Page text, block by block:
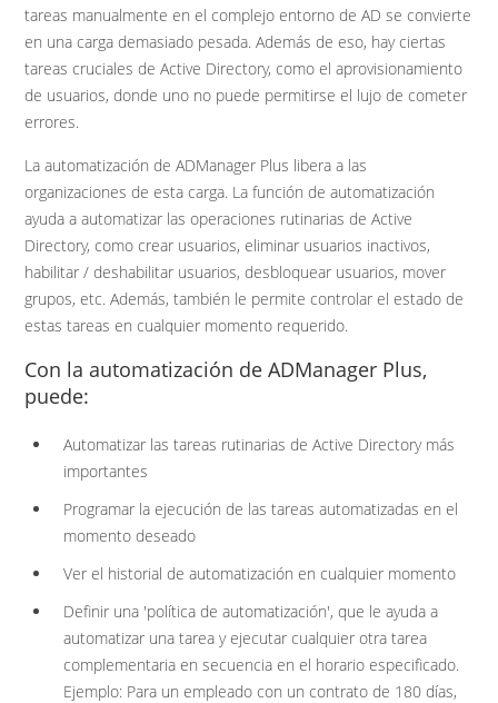
tareas manualmente en el complejo entorno de AD se convierte
en una carga demasiado pesada. Además de eso, hay ciertas
tareas cruciales de Active Directory, como el aprovisionamiento
de usuarios, donde uno no puede permitirse el lujo de cometer
errores.
La automatización de ADManager Plus libera a las
organizaciones de esta carga. La función de automatización
ayuda a automatizar las operaciones rutinarias de Active
Directory, como crear usuarios, eliminar usuarios inactivos,
habilitar / deshabilitar usuarios, desbloquear usuarios, mover
grupos, etc. Además, también le permite controlar el estado de
estas tareas en cualquier momento requerido.
Con la automatización de ADManager Plus,
puede:
Automatizar las tareas rutinarias de Active Directory más
importantes
Programar la ejecución de las tareas automatizadas en el
momento deseado
Ver el historial de automatización en cualquier momento
Definir una 'política de automatización', que le ayuda a
automatizar una tarea y ejecutar cualquier otra tarea
complementaria en secuencia en el horario especificado.
Ejemplo: Para un empleado con un contrato de 180 días,